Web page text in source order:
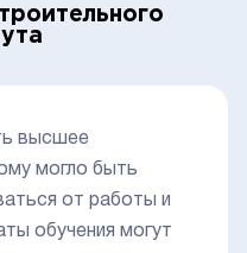
высшее
могло быть
от работы и
обучения могут